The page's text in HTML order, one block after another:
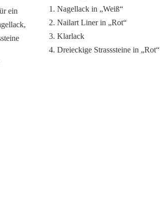
1. Nagellack in „Weiß“
2. Nailart Liner in „Rot“
3. Klarlack
4. Dreieckige Strasssteine in „Rot“